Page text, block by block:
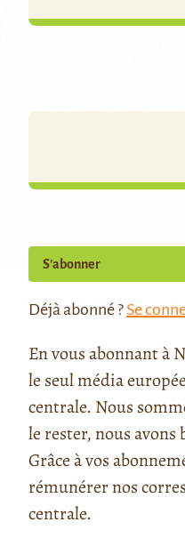
S’abonner
Déjà abonné ? Se
En vous abonnant à
le seul média
centrale. Nous
le rester, nous avons
Grâce à vos
rémunérer nos
centrale.